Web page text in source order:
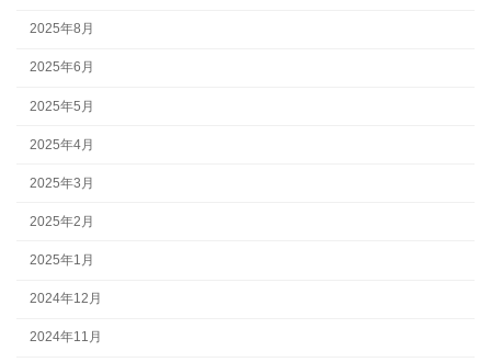
2025年8月
2025年6月
2025年5月
2025年4月
2025年3月
2025年2月
2025年1月
2024年12月
2024年11月